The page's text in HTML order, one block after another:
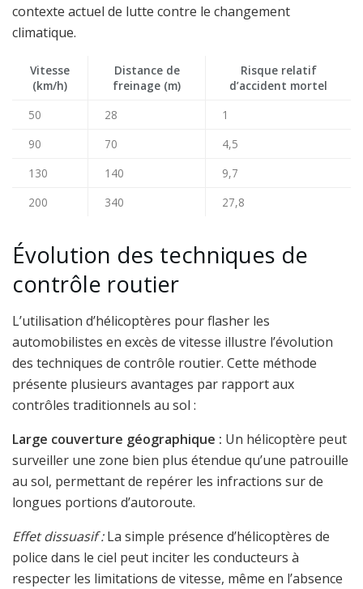
contexte actuel de lutte contre le changement
climatique.
Vitesse
(km/h)
Distance de
freinage (m)
Risque relatif
d’accident mortel
50
28
1
90
70
4,5
130
140
9,7
200
340 27,8
Évolution des techniques de
contrôle routier
L’utilisation d’hélicoptères pour flasher les
automobilistes en excès de vitesse illustre l’évolution
des techniques de contrôle routier. Cette méthode
présente plusieurs avantages par rapport aux
contrôles traditionnels au sol :
Large couverture géographique : Un hélicoptère peut
surveiller une zone bien plus étendue qu’une patrouille
au sol, permettant de repérer les infractions sur de
longues portions d’autoroute.
Effet dissuasif :La simple présence d’hélicoptères de
police dans le ciel peut inciter les conducteurs à
respecter les limitations de vitesse, même en l’absence